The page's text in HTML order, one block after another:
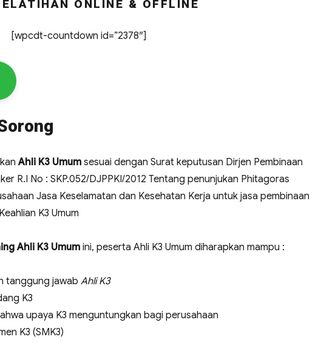
ONLINE & OFFLINE
[wpcdt-countdown id=”2378″]
Ahli K3 Umum sesuai dengan Surat keputusan Dirjen Pembinaan
R.I No : SKP.052/DJPPKI/2012 Tentang penunjukan Phitagoras
Jasa Keselamatan dan Kesehatan Kerja untuk jasa pembinaan
K3 Umum
Ahli K3 Umum ini, peserta Ahli K3 Umum diharapkan mampu :
tanggung jawab Ahli K3
K3
upaya K3 menguntungkan bagi perusahaan
K3 (SMK3)